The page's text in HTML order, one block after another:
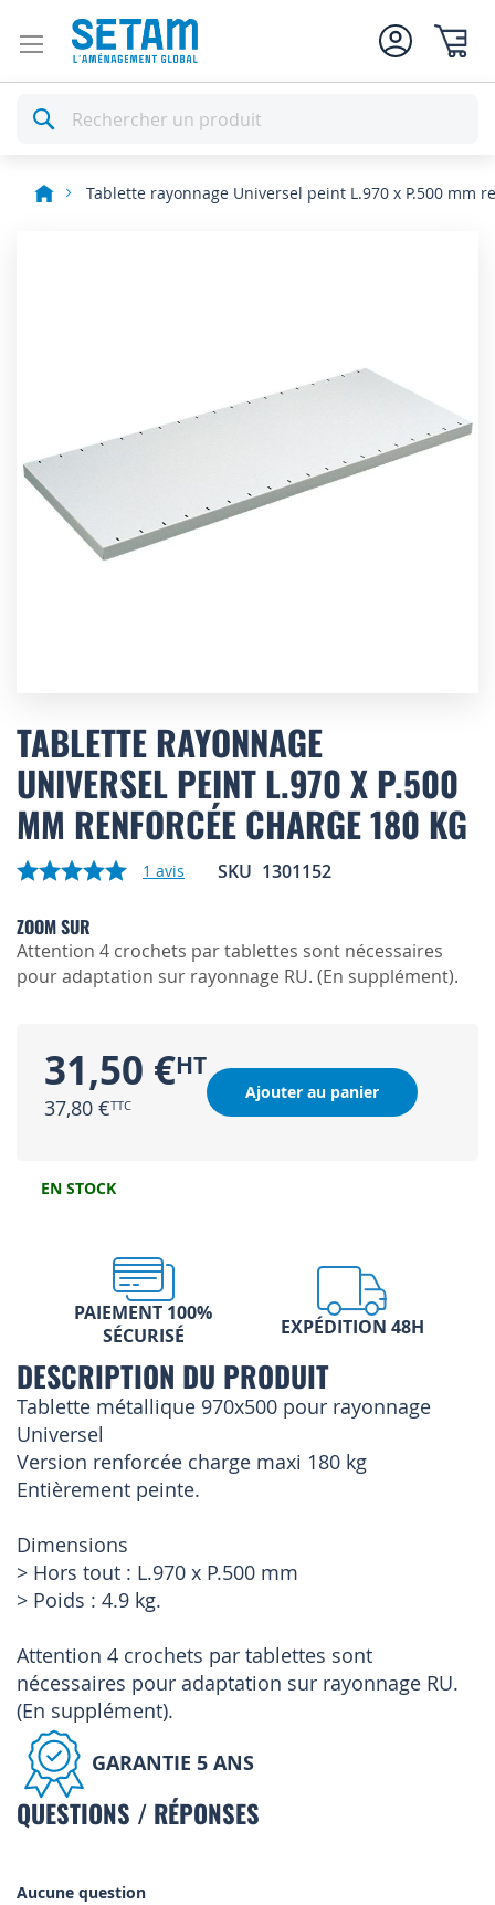
Rechercher
Tablette rayonnage Universel peint L.970 x P.500 mm
to
the
beginning
of
the
images
gallery
TABLETTE RAYONNAGE
UNIVERSEL PEINT L.970 X P.500
MM RENFORCÉE CHARGE 180 KG
1 avis SKU 1301152
ZOOM SUR
Attention 4 crochets par tablettes sont nécessaires
pour adaptation sur rayonnage RU. (En supplément).
31,50 €
37,80 €
Ajouter au panier
EN STOCK
PAIEMENT 100%
SÉCURISÉ
EXPÉDITION 48H
DESCRIPTION DU PRODUIT
Tablette métallique 970x500 pour rayonnage
Universel
Version renforcée charge maxi 180 kg
Entièrement peinte.
Dimensions
> Hors tout : L.970 x P.500 mm
> Poids : 4.9 kg.
Attention 4 crochets par tablettes sont
nécessaires pour adaptation sur rayonnage RU.
(En supplément).
GARANTIE 5 ANS
QUESTIONS / RÉPONSES
Aucune question